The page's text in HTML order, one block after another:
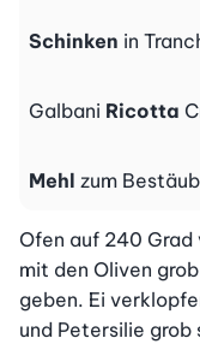
Schinken in
Galbani Ricotta
Mehl zum
Ofen auf 240
mit den Oliven
geben. Ei
und Petersilie grob